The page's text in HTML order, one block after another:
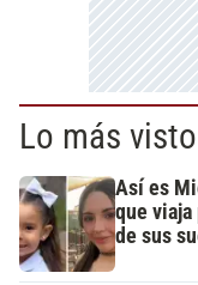
Lo más visto
Así es
que
de sus